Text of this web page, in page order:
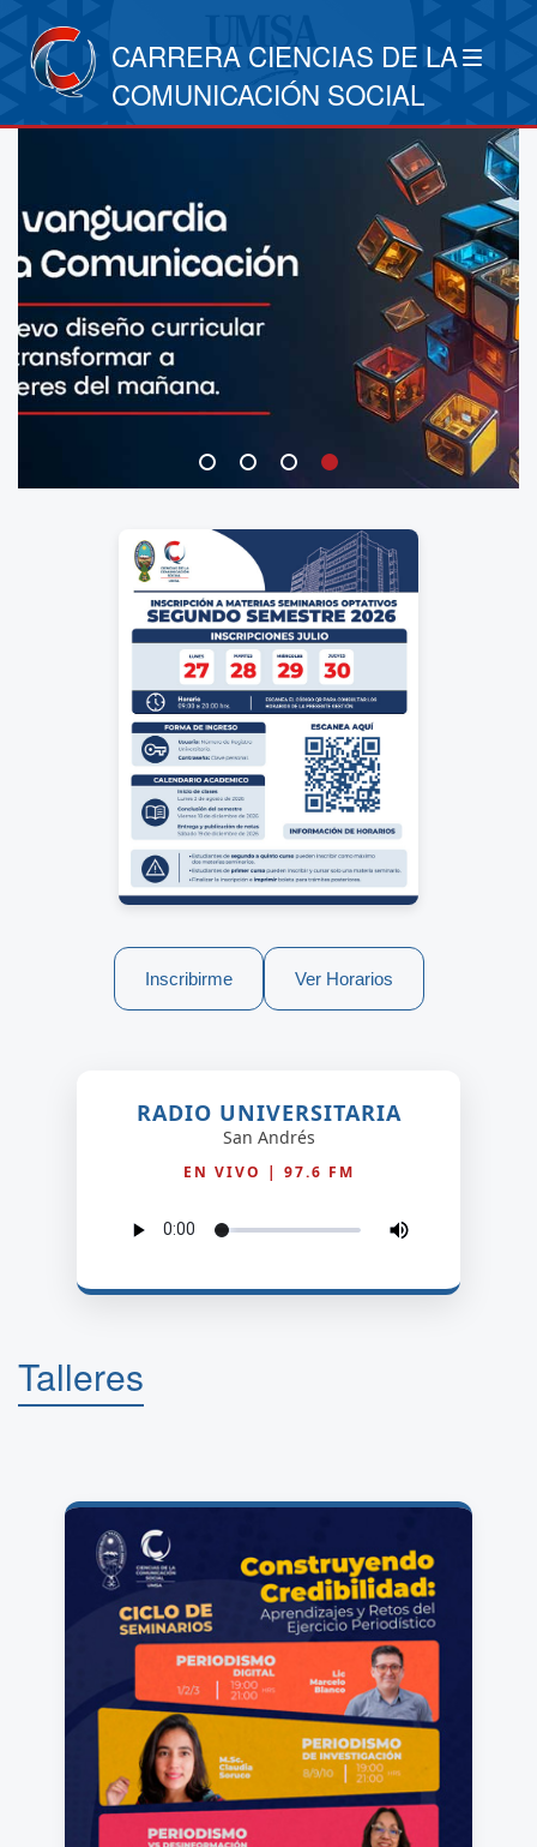
CARRERA CIENCIAS DE LA
COMUNICACIÓN SOCIAL
Inscribirme Ver Horarios
RADIO UNIVERSITARIA
San Andrés
EN VIVO | 97.6 FM
Talleres